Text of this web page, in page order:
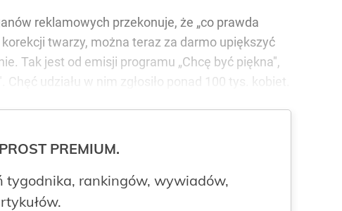
reklamowych przekonuje, że „co prawda
twarzy, można teraz za darmo upiększyć
Tak jest od emisji programu „Chcę być piękna",
udziału w nim zgłosiło ponad 100 tys. kobiet.
PREMIUM.
tygodnika, rankingów, wywiadów,